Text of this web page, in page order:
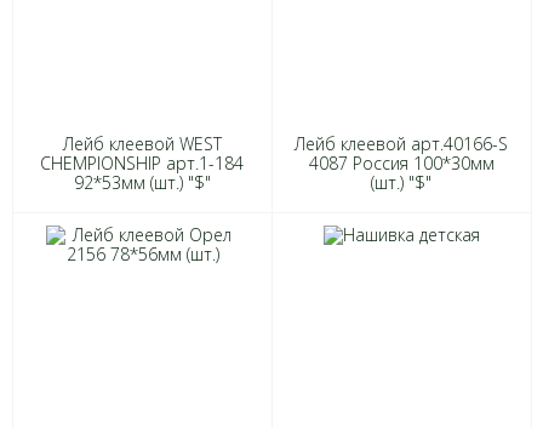
Лейб клеевой WEST
CHEMPIONSHIP арт.1-184
92*53мм (шт.) "$"
Лейб клеевой арт.40166-S
4087 Россия 100*30мм
(шт.) "$"